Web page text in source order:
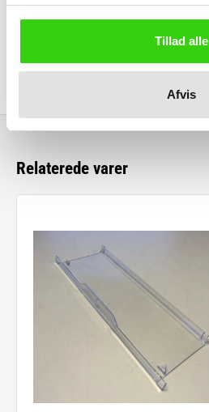
Tillad alle
Afvis
Indre:175 x 142 x 120 mm
Polypropylen
Relaterede varer